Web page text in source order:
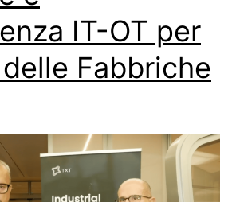
IT-OT per
Fabbriche